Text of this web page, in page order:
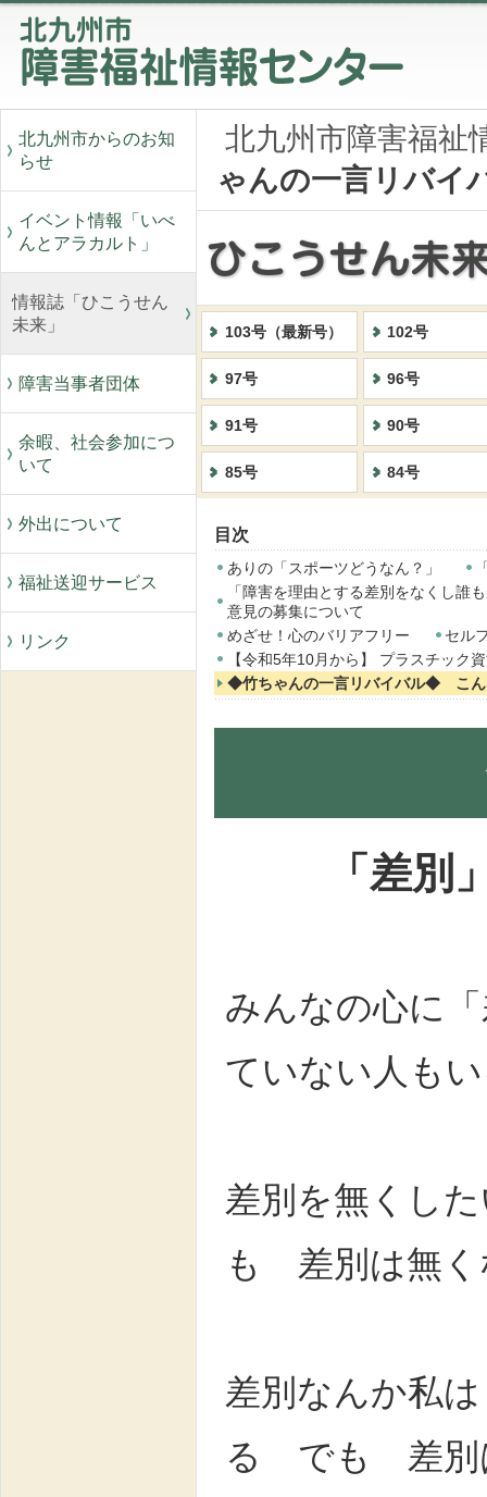
北九州市からのお知
らせ
イベント情報「いべ
んとアラカルト」
情報誌「ひこうせん
未来」
障害当事者団体
余暇、社会参加につ
いて
外出について
福祉送迎サービス
リンク
北九州市障害福祉
ゃんの一言リバ
103号（最新号） 102号
97号 96号
91号 90号
85号 84号
目次
ありの「スポーツどうなん？」
「障害を理由とする差別をなくし誰
意見の募集について
めざせ！心のバリアフリー
セル
【令和5年10月から】 プラスチック
◆竹ちゃんの一言リバイバル◆ こん
「差別
みんなの心に
ていない人も
差別を無くし
も 差別は無く
差別なんか私
る でも 差別